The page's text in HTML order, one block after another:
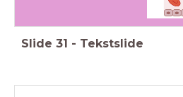
Slide 31 - Tekstslide